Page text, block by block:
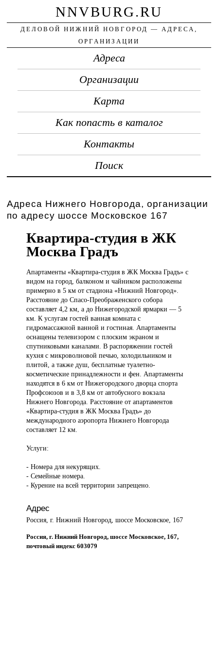
NNVBURG.RU
ДЕЛОВОЙ НИЖНИЙ НОВГОРОД — АДРЕСА,
ОРГАНИЗАЦИИ
Адреса
Организации
Карта
Как попасть в каталог
Контакты
Поиск
Адреса Нижнего Новгорода, организации
по адресу шоссе Московское 167
Квартира-студия в ЖК
Москва Градъ
Апартаменты «Квартира-студияв ЖК Москва Градъ» с
видом на город, балконом и чайником расположены
примерно в 5 км от стадиона «Нижний Новгород».
Расстояние до Спасо-Преображенского собора
составляет 4,2 км, а до Нижегородской ярмарки — 5
км. К услугам гостей ванная комната с
гидромассажной ванной и гостиная. Апартаменты
оснащены телевизором с плоским экраном и
спутниковыми каналами. В распоряжении гостей
кухня с микроволновой печью, холодильником и
плитой, а также душ, бесплатные туалетно-
косметические принадлежности и фен. Апартаменты
находятся в 6 км от Нижегородского дворца спорта
Профсоюзов и в 3,8 км от автобусного вокзала
Нижнего Новгорода. Расстояние от апартаментов
«Квартира-студия в ЖК Москва Градъ» до
международного аэропорта Нижнего Новгорода
составляет 12 км.
Услуги:
- Номера для некурящих.
- Семейные номера.
- Курение на всей территории запрещено.
Адрес
Россия, г. Нижний Новгород, шоссе Московское, 167
Россия, г. Нижний Новгород, шоссе Московское, 167,
почтовый индекс 603079